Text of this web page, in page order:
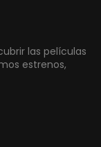
las películas
estrenos,